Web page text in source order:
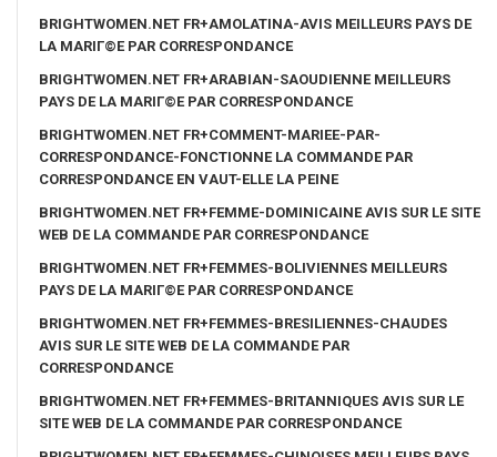
BRIGHTWOMEN.NET FR+AMOLATINA-AVIS MEILLEURS PAYS DE
LA MARIГ©E PAR CORRESPONDANCE
BRIGHTWOMEN.NET FR+ARABIAN-SAOUDIENNE MEILLEURS
PAYS DE LA MARIГ©E PAR CORRESPONDANCE
BRIGHTWOMEN.NET FR+COMMENT-MARIEE-PAR-
CORRESPONDANCE-FONCTIONNE LA COMMANDE PAR
CORRESPONDANCE EN VAUT-ELLE LA PEINE
BRIGHTWOMEN.NET FR+FEMME-DOMINICAINE AVIS SUR LE SITE
WEB DE LA COMMANDE PAR CORRESPONDANCE
BRIGHTWOMEN.NET FR+FEMMES-BOLIVIENNES MEILLEURS
PAYS DE LA MARIГ©E PAR CORRESPONDANCE
BRIGHTWOMEN.NET FR+FEMMES-BRESILIENNES-CHAUDES
AVIS SUR LE SITE WEB DE LA COMMANDE PAR
CORRESPONDANCE
BRIGHTWOMEN.NET FR+FEMMES-BRITANNIQUES AVIS SUR LE
SITE WEB DE LA COMMANDE PAR CORRESPONDANCE